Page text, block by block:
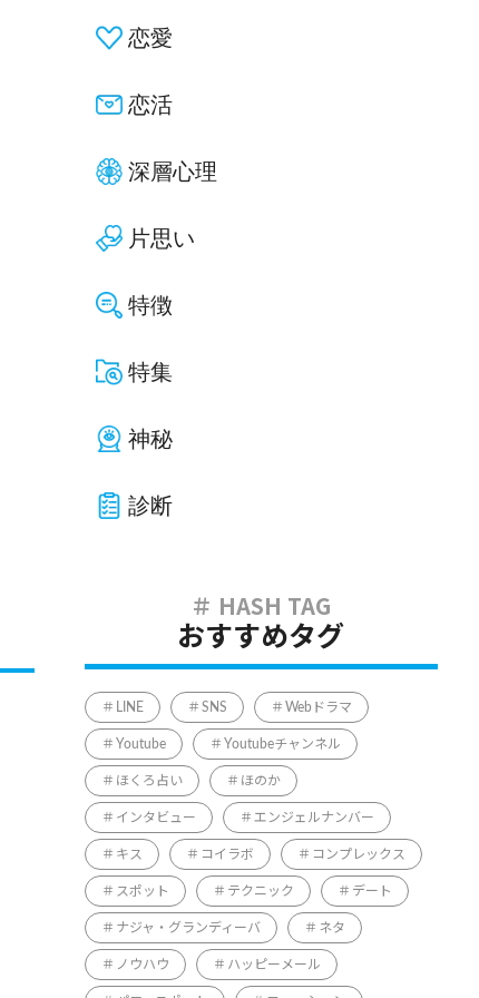
恋愛
恋活
深層心理
片思い
特徴
特集
神秘
診断
おすすめタグ
LINE SNS Webドラマ
Youtube Youtubeチャンネル
ほくろ占い ほのか
インタビュー エンジェルナンバー
キス コイラボ コンプレックス
スポット テクニック デート
ナジャ・グランディーバ ネタ
ノウハウ ハッピーメール